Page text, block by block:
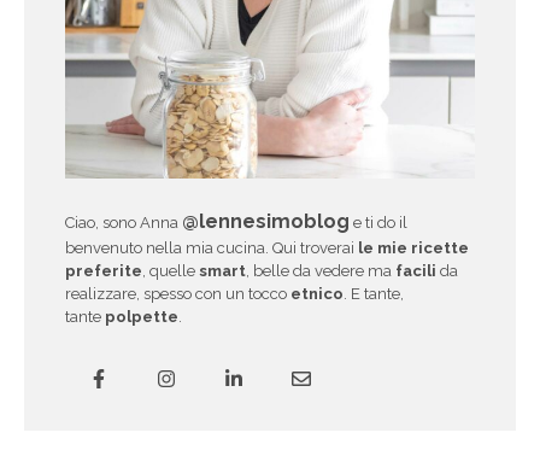
Ciao, sono Anna @lennesimoblog e ti do il
benvenuto nella mia cucina. Qui troverai le mie ricette
preferite , quelle smart , belle da vedere ma facili da
realizzare, spesso con un tocco etnico . E tante,
tante polpette